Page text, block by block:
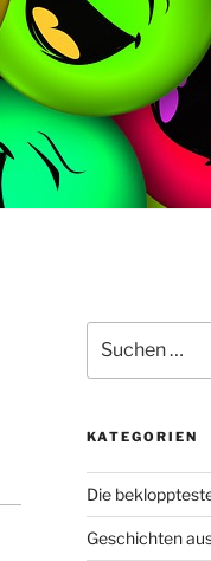
nach:
KATEGORIEN
Die
Geschichten